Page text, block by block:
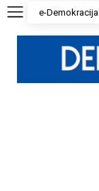
e-Demokracija